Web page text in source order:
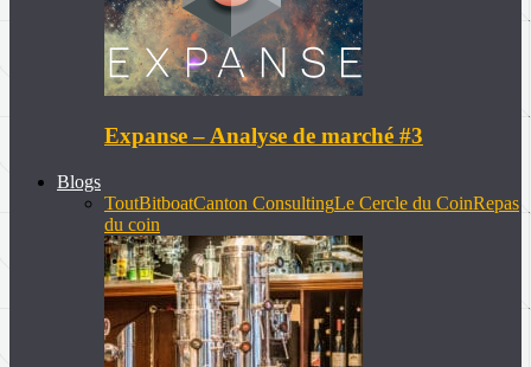
Expanse – Analyse de marché #3
Blogs
ToutBitboatCanton ConsultingLe Cercle du CoinRepas
du coin